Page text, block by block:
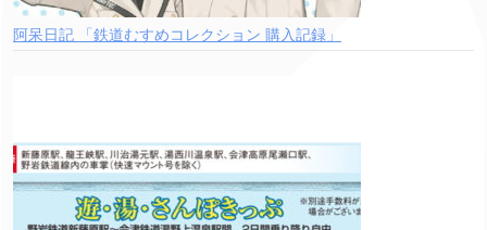
阿呆日記 「鉄道むすめコレクション 購入記録」